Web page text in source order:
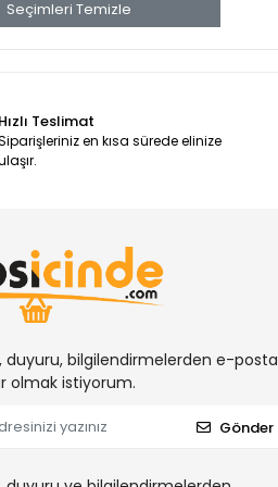
VOLTAJ ALKALİN PİLLER
Seçimleri Temizle
Hızlı Teslimat
en kısa sürede elinize
duyuru, bilgilendirmelerden e-posta
olmak istiyorum.
Gönder